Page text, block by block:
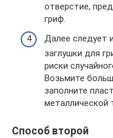
отверстие,
гриф.
Далее следует
заглушки для
риски
Возьмите
заполните
металлической
Способ второй